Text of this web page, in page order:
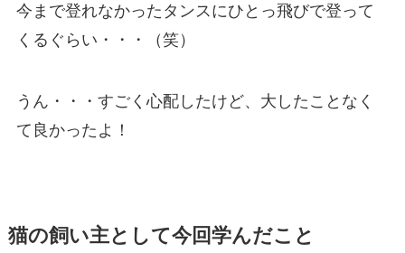
今まで登れなかったタンスにひとっ飛びで登って
くるぐらい・・・（笑）
うん・・・すごく心配したけど、大したことなく
て良かったよ！
猫の飼い主として今回学んだこと